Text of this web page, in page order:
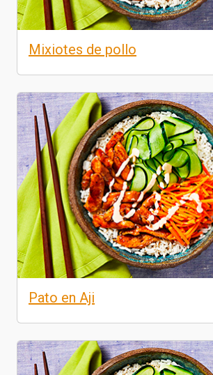
Mixiotes de pollo
Pato en Aji